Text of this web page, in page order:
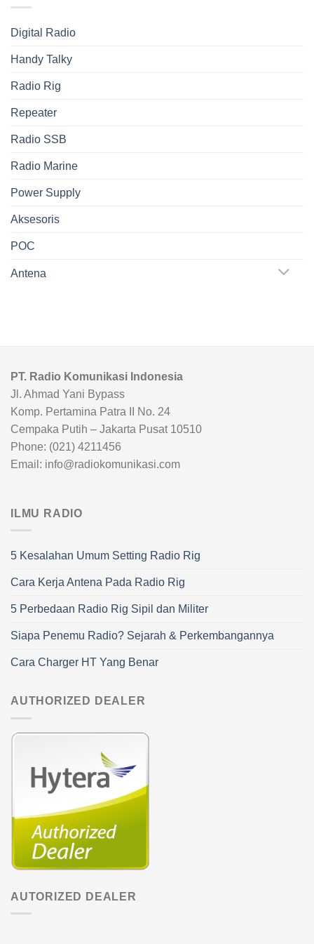
Digital Radio
Handy Talky
Radio Rig
Repeater
Radio SSB
Radio Marine
Power Supply
Aksesoris
POC
Antena
PT. Radio Komunikasi Indonesia
Jl. Ahmad Yani Bypass
Komp. Pertamina Patra II No. 24
Cempaka Putih – Jakarta Pusat 10510
Phone: (021) 4211456
Email: info@radiokomunikasi.com
ILMU RADIO
5 Kesalahan Umum Setting Radio Rig
Cara Kerja Antena Pada Radio Rig
5 Perbedaan Radio Rig Sipil dan Militer
Siapa Penemu Radio? Sejarah & Perkembangannya
Cara Charger HT Yang Benar
AUTHORIZED DEALER
AUTORIZED DEALER